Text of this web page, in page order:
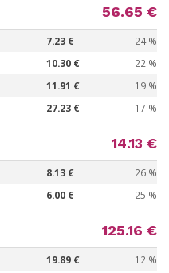
56.65 €
7.23 € 24 %
10.30 € 22 %
11.91 € 19 %
27.23 € 17 %
14.13 €
8.13 € 26 %
6.00 € 25 %
125.16 €
19.89 € 12 %